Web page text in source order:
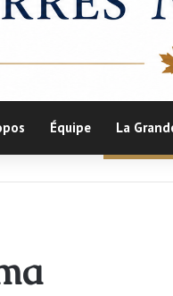
Équipe La